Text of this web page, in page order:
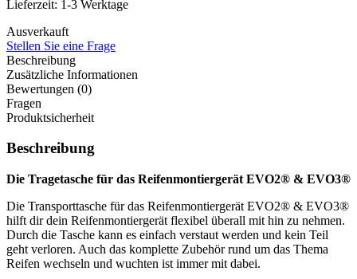
Lieferzeit: 1-3 Werktage
Ausverkauft
Stellen Sie eine Frage
Beschreibung
Zusätzliche Informationen
Bewertungen (0)
Fragen
Produktsicherheit
Beschreibung
Die Tragetasche für das Reifenmontiergerät EVO2® & EVO3®
Die Transporttasche für das Reifenmontiergerät EVO2® & EVO3®
hilft dir dein Reifenmontiergerät flexibel überall mit hin zu nehmen.
Durch die Tasche kann es einfach verstaut werden und kein Teil
geht verloren. Auch das komplette Zubehör rund um das Thema
Reifen wechseln und wuchten ist immer mit dabei.